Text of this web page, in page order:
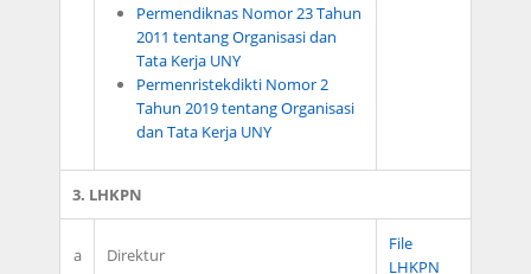
Permendiknas Nomor 23 Tahun
2011 tentang Organisasi dan
Tata Kerja UNY
Permenristekdikti Nomor 2
Tahun 2019 tentang Organisasi
dan Tata Kerja UNY
3. LHKPN
a Direktur
File
LHKPN